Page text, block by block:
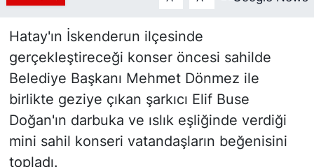
Hatay'ın İskenderun ilçesinde
gerçekleştireceği konser öncesi sahilde
Belediye Başkanı Mehmet Dönmez ile
birlikte geziye çıkan şarkıcı Elif Buse
Doğan'ın darbuka ve ıslık eşliğinde verdiği
mini sahil konseri vatandaşların beğenisini
topladı.